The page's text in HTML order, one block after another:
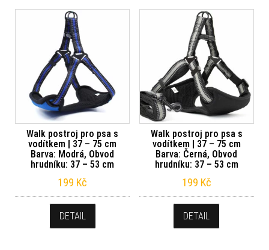
Walk postroj pro psa s
vodítkem | 37 – 75 cm
Barva: Modrá, Obvod
hrudníku: 37 – 53 cm
199 Kč
DETAIL
Walk postroj pro psa s
vodítkem | 37 – 75 cm
Barva: Černá, Obvod
hrudníku: 37 – 53 cm
199 Kč
DETAIL